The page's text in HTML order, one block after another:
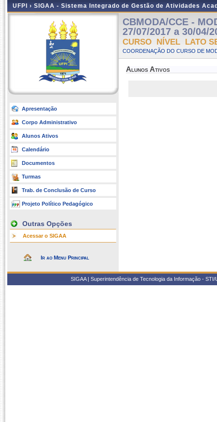
UFPI › SIGAA - Sistema Integrado de Gestão de Atividades
Apresentação
Corpo Administrativo
Alunos Ativos
Calendário
Documentos
Turmas
Trab. de Conclusão de Curso
Projeto Político Pedagógico
Outras Opções
Acessar o SIGAA
Ir ao Menu Principal
CBMODA/CCE -
27/07/2017 a 30/04/
CURSO NÍVEL LATO
COORDENAÇÃO DO CURSO DE
Alunos Ativos
SIGAA | Superintendência de Tecnologia da Informação -